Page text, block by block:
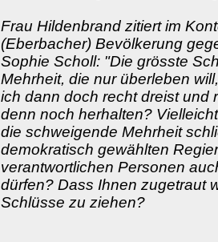
Frau Hildenbrand zitiert im
(Eberbacher) Bevölkerung
Sophie Scholl: "Die grösste
Mehrheit, die nur überleben
ich dann doch recht dreist und
denn noch herhalten?
die schweigende Mehrheit
demokratisch gewählten
verantwortlichen Personen
dürfen? Dass Ihnen zugetraut
Schlüsse zu ziehen?